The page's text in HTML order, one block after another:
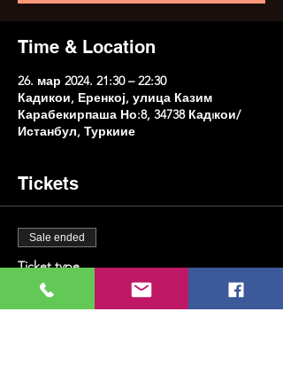
Time & Location
26. мар 2024. 21:30 – 22:30
Кадикои, Еренкој, улица Казим
Карабекирпаша Но:8, 34738 Кадıкои/
Истанбул, Туркиие
Tickets
Sale ended
Ticket type
Радионица за мермерирање